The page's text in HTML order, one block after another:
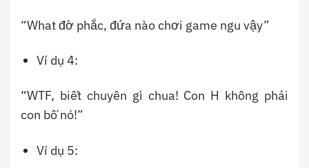
“What đờ phắc, đứa nào chơi game ngu vậy”
Ví dụ 4:
“WTF, biết chuyên gì chua! Con H không phải
con bố nó!”
Ví dụ 5: